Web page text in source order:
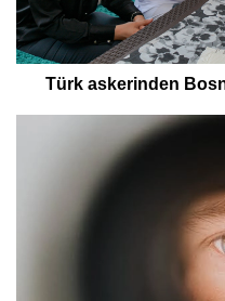
Türk askerinden